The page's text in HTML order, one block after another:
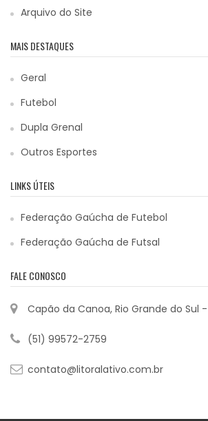
Arquivo do Site
MAIS DESTAQUES
Geral
Futebol
Dupla Grenal
Outros Esportes
LINKS ÚTEIS
Federação Gaúcha de Futebol
Federação Gaúcha de Futsal
FALE CONOSCO
Capão da Canoa, Rio Grande do Sul -
(51) 99572-2759
contato@litoralativo.com.br